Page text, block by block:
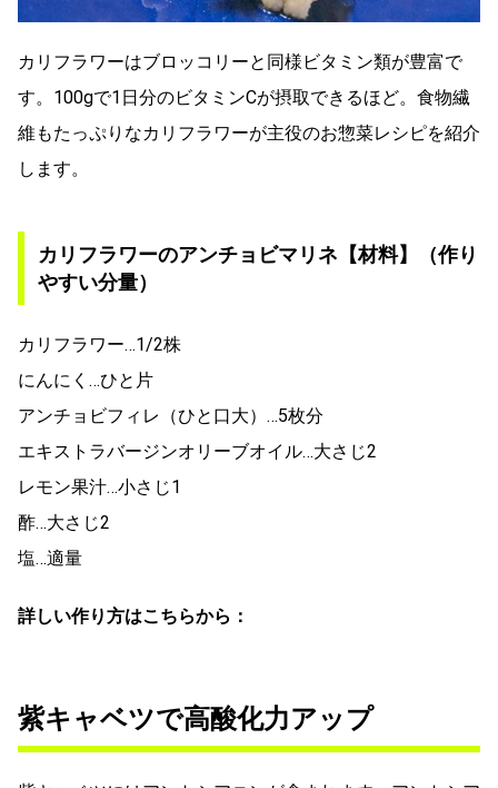
カリフラワーはブロッコリーと同様ビタミン類が豊富で
す。100gで1日分のビタミンCが摂取できるほど。食物繊
維もたっぷりなカリフラワーが主役のお惣菜レシピを紹介
します。
カリフラワーのアンチョビマリネ【材料】（作り
やすい分量）
カリフラワー…1/2株
にんにく…ひと片
アンチョビフィレ（ひと口大）…5枚分
エキストラバージンオリーブオイル…大さじ2
レモン果汁…小さじ1
酢…大さじ2
塩…適量
詳しい作り方はこちらから：
紫キャベツで高酸化力アップ